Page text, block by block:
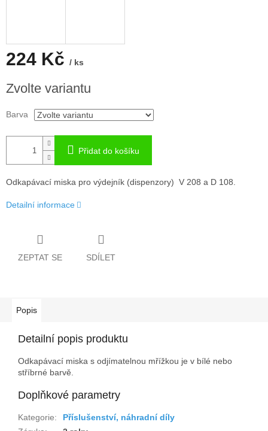
224 Kč / ks
cena:
Zvolte variantu
Barva
Přidat do košíku
Odkapávací miska pro výdejník (dispenzory) V 208 a D 108.
Detailní informace
ZEPTAT SE SDÍLET
Popis
Detailní popis produktu
Odkapávací miska s odjímatelnou mřížkou je v bílé nebo
stříbrné barvě.
Doplňkové parametry
Kategorie:
Příslušenství, náhradní díly